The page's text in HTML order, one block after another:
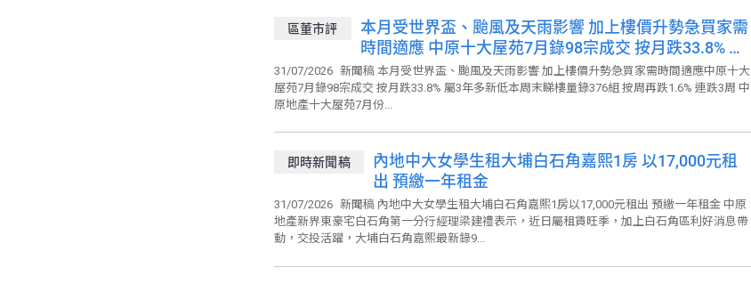
區董市評
本月受世界盃、颱風及天雨影響 加上樓價升勢急買家需
時間適應 中原十大屋苑7月錄98宗成交 按月跌33.8% 屬
3年多新低 本周末睇樓量錄376組 按周再跌1.6% 連跌3
周
31/07/2026 新聞稿 本月受世界盃、颱風及天雨影響 加上樓價升勢急買家需時間適應中原十大
屋苑7月錄98宗成交 按月跌33.8% 屬3年多新低本周末睇樓量錄376組 按周再跌1.6% 連跌3周 中
原地產十大屋苑7月份...
即時新聞稿
內地中大女學生租大埔白石角嘉熙1房 以17,000元租
出 預繳一年租金
31/07/2026 新聞稿 內地中大女學生租大埔白石角嘉熙1房以17,000元租出 預繳一年租金 中原
地產新界東豪宅白石角第一分行經理梁建禮表示，近日屬租賃旺季，加上白石角區利好消息帶
動，交投活躍，大埔白石角嘉熙最新錄9...